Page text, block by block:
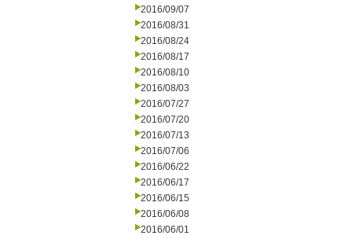
2016/09/07
2016/08/31
2016/08/24
2016/08/17
2016/08/10
2016/08/03
2016/07/27
2016/07/20
2016/07/13
2016/07/06
2016/06/22
2016/06/17
2016/06/15
2016/06/08
2016/06/01